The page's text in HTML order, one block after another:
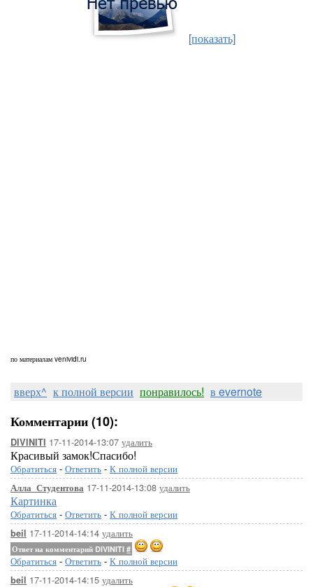
[показать]
по материалам venividi.ru
вверх^ к полной версии понравилось! в evernote
Комментарии (10):
DIVINITI 17-11-2014-13:07 удалить
Красивый замок!Спасибо!
Обратиться - Ответить - К полной версии
Алла_Студентова 17-11-2014-13:08 удалить
Картинка
Обратиться - Ответить - К полной версии
beil 17-11-2014-14:14 удалить
Ответ на комментарий DIVINITI #
Обратиться - Ответить - К полной версии
beil 17-11-2014-14:15 удалить